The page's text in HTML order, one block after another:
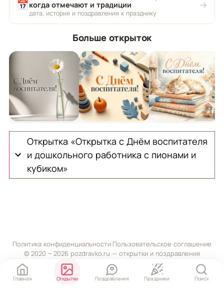
📅когда отмечают и традиции
дата, история и поздравления к празднику
→
Больше открыток
Открытка «Открытка с Днём воспитателя
и дошкольного работника с пионами и
кубиком»
Политика конфиденциальности Пользовательское соглашение
© 2020 ‒ 2026 pozdravko.ru — открытки и поздравления
Главная Открытки Поздравления Праздники Поиск